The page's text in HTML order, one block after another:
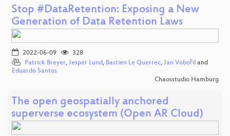
Stop #DataRetention: Exposing a New
Generation of Data Retention Laws
2022-06-09
328
Patrick Breyer, Jesper Lund, Bastien Le Querrec, Jan Vobořil and
Eduardo Santos
Chaosstudio Hamburg
The open geospatially anchored
superverse ecosystem (Open AR Cloud)